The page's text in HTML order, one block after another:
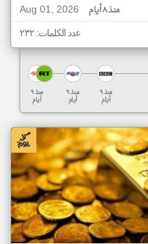
Aug 01, 2026
منذ ٨ أيام
عدد الكلمات: ٢٣٢
منذ ٩
أيام
منذ ٩
أيام
منذ ٩
أيام